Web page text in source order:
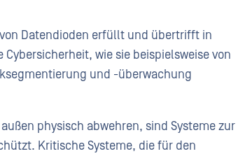
Datendioden erfüllt und übertrifft in
wie sie beispielsweise von
und -überwachung
physisch abwehren, sind Systeme zur
Kritische Systeme, die für den